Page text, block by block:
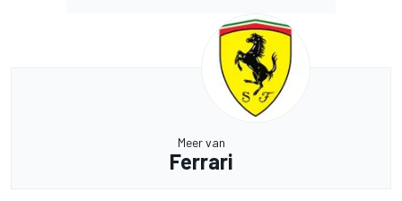
Meer van
Ferrari